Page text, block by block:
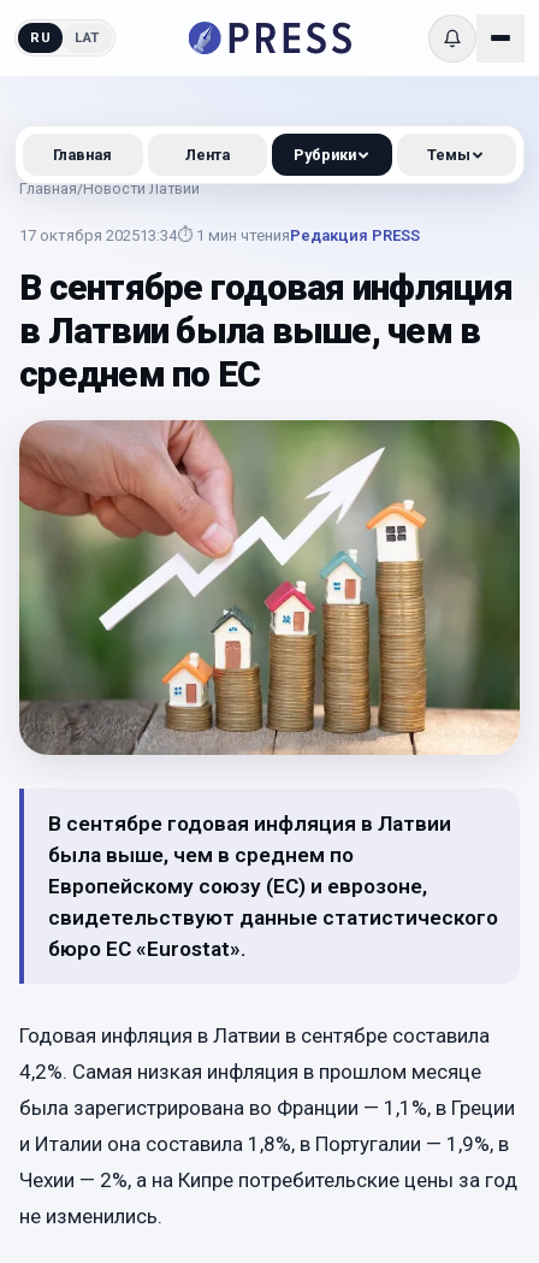
RU LAT
Главная/Новости Латвии
17 октября 202513:34⏱ 1 мин чтенияРедакция PRESS
В сентябре годовая инфляция
в Латвии была выше, чем в
среднем по ЕС
В сентябре годовая инфляция в Латвии
была выше, чем в среднем по
Европейскому союзу (ЕС) и еврозоне,
свидетельствуют данные статистического
бюро ЕС «Eurostat».
Годовая инфляция в Латвии в сентябре составила
4,2%. Самая низкая инфляция в прошлом месяце
была зарегистрирована во Франции — 1,1%, в Греции
и Италии она составила 1,8%, в Португалии — 1,9%, в
Чехии — 2%, а на Кипре потребительские цены за год
не изменились.
Главная Лента Рубрики Темы